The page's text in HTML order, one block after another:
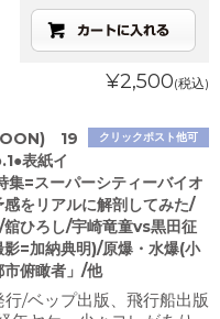
¥2,500(税込)
クリックポスト他可
19
表紙イ
集=スーパーシティーバイオ
をリアルに解剖してみた/
ひろし/宇崎竜童vs黒田征
=加納典明)/原爆・水爆(小
俯瞰者」/他
/ベップ出版、飛行船出版